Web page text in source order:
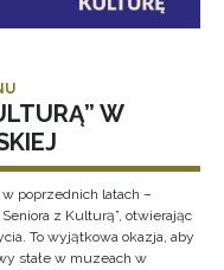
W
poprzednich latach –
z Kulturą”, otwierając
To wyjątkowa okazja, aby
stałe w muzeach w